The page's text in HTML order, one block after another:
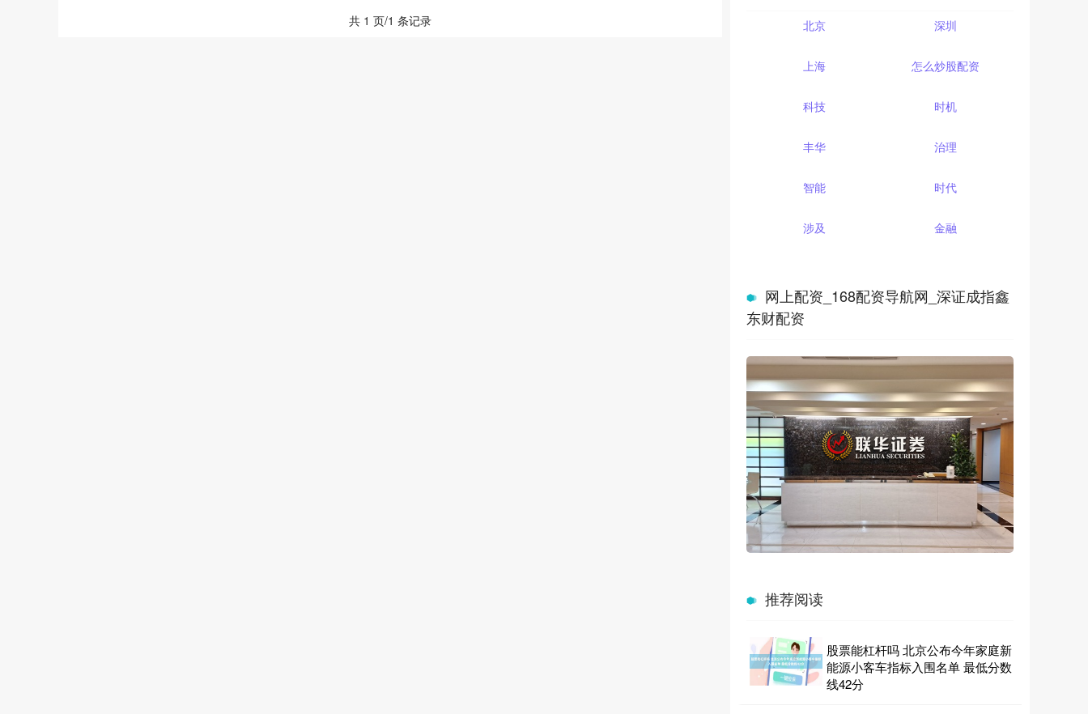
共 1 页/1 条记录 北京 深圳
上海 怎么炒股配资
科技 时机
丰华 治理
智能 时代
涉及 金融
网上配资_168配资导航网_深证成指鑫
东财配资
推荐阅读
股票能杠杆吗 北京公布今年家庭新
能源小客车指标入围名单 最低分数
线42分